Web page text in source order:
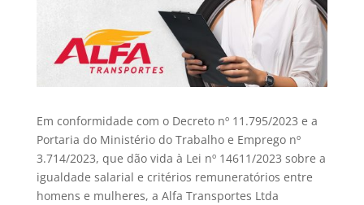
Em conformidade com o Decreto nº 11.795/2023 e a
Portaria do Ministério do Trabalho e Emprego nº
3.714/2023, que dão vida à Lei nº 14611/2023 sobre a
igualdade salarial e critérios remuneratórios entre
homens e mulheres, a Alfa Transportes Ltda